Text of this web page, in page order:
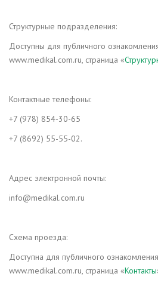
Структурные подразделения:
Доступны для публичного
www.medikal.com.ru, страница «
Контактные телефоны:
+7 (978) 854-30-65
+7 (8692) 55-55-02.
Адрес электронной почты:
info@medikal.com.ru
Схема проезда:
Доступна для публичного
www.medikal.com.ru, страница «Контакты